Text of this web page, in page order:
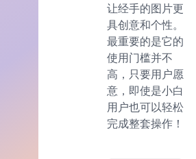
让经手的图片更
具创意和个性。
最重要的是它的
使用门槛并不
高，只要用户愿
意，即使是小白
用户也可以轻松
完成整套操作！